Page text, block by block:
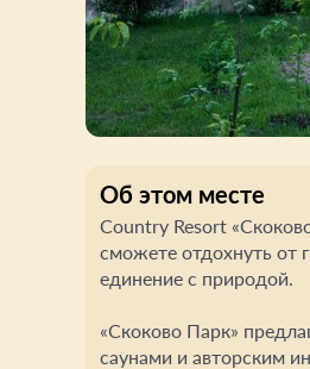
Об этом месте
Country Resort
сможете отдохнуть от
единение с природой.
«Скоково Парк»
саунами и авторским